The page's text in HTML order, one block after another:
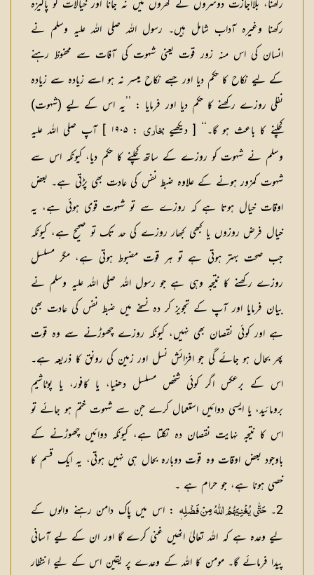
رکھنا، بلااجازت دوسروں کے گھروں میں نہ جانا اور خیالات کو پاکیزہ
رکھنا وغیرہ آداب شامل ہیں۔ رسول اللہ صلی اللہ علیہ وسلم نے
انسان کی اس منہ زور قوت یعنی شہوت کی آفات سے محفوظ رہنے
کے لیے نکاح کا حکم دیا اور جسے نکاح میسر نہ ہو اسے زیادہ سے زیادہ
نفلی روزے رکھنے کا حکم دیا اور فرمایا : ’’یہ اس کے لیے (شہوت)
کچلنے کا باعث ہو گا۔‘‘ [ دیکھیےبخاري
: ۱۹۰۵ ] آپ صلی اللہ علیہ
وسلم نے شہوت کو روزے کے ساتھ کچلنے کا حکم دیا، کیونکہ اس سے
شہوت کمزور ہونے کے علاوہ ضبط نفس کی عادت بھی پڑتی ہے۔ بعض
اوقات خیال ہوتا ہے کہ روزے سے تو شہوت قوی ہوئی ہے، یہ
خیال فرض روزوں یا کبھی کبھار روزے کی حد تک تو صحیح ہے، کیونکہ
جب صحت بہتر ہوتی ہے تو ہر قوت مضبوط ہوتی ہے، مگر مسلسل
روزے رکھنے کا نتیجہ وہی ہے جو رسول اللہ صلی اللہ علیہ وسلم نے
بیان فرمایا اور آپ کے تجویز کر دہ نسخے میں ضبط نفس کی عادت بھی
ہے اور کوئی نقصان بھی نہیں، کیونکہ روزے چھوڑنے سے وہ قوت
پھر بحال ہو جائے گی جو افزائش نسل اور زمین کی رونق کا ذریعہ ہے۔
اس کے برعکس اگر کوئی شخص مسلسل دھنیا، یا کافور، یا پوٹاشیم
برومائید، یا ایسی دوائیں استعمال کرے جن سے شہوت ختم ہو جائے تو
اس کا نتیجہ نہایت نقصان دہ نکلتا ہے، کیونکہ دوائیں چھوڑنے کے
باوجود بعض اوقات وہ قوت دوبارہ بحال ہی نہیں ہوتی، یہ ایک قسم کا
خصی ہونا ہے، جو حرام ہے ۔
2۔
حَتّٰى يُغْنِيَهُمُ اللّٰهُ مِنْ فَضْلِه
ٖ : اس میں پاک دامن رہنے والوں کے
لیے وعدہ ہے کہ اللہ تعالیٰ انھیں غنی کرے گا اور ان کے لیے آسانی
پیدا فرمائے گا۔ مومن کا اللہ کے وعدے پر یقین اس کے لیے انتظار